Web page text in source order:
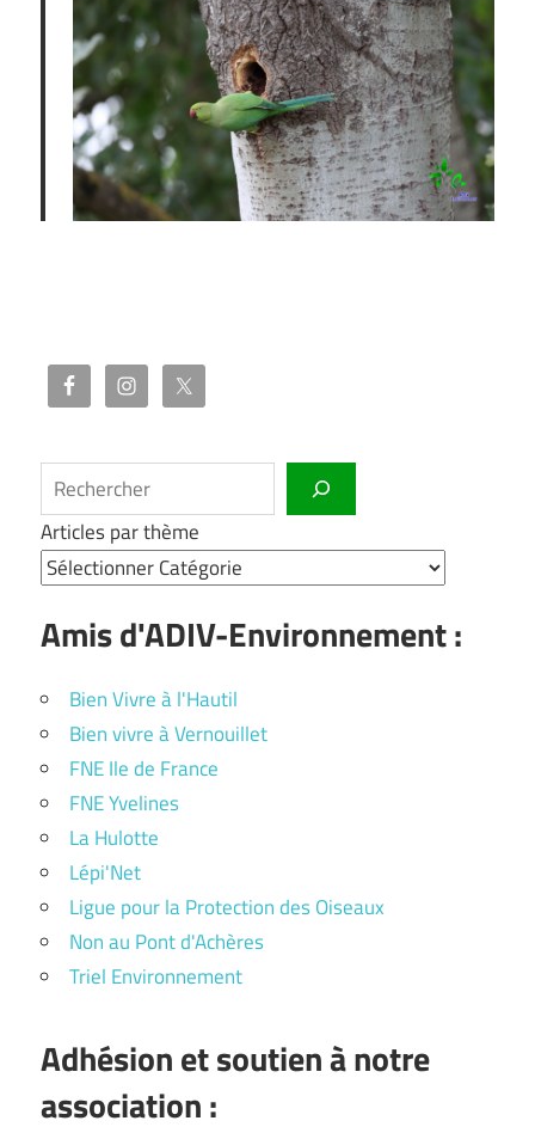
Rechercher
Articles par thème
Amis d'ADIV-Environnement :
Bien Vivre à l'Hautil
Bien vivre à Vernouillet
FNE Ile de France
FNE Yvelines
La Hulotte
Lépi'Net
Ligue pour la Protection des Oiseaux
Non au Pont d'Achères
Triel Environnement
Adhésion et soutien à notre
association :